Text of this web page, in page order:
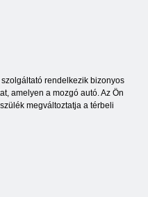
rendelkezik bizonyos
amelyen a mozgó autó. Az Ön
megváltoztatja a térbeli